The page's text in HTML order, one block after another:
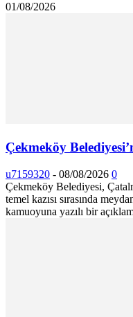
01/08/2026
Çekmeköy
u7159320 - 08/08/2026 0
Çekmeköy Belediyesi,
temel kazısı sırasında
kamuoyuna yazılı bir